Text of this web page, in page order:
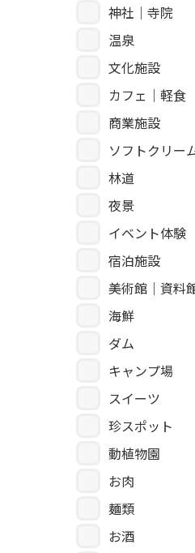
神社｜寺院
温泉
文化施設
カフェ｜軽食
商業施設
ソフトクリー
林道
夜景
イベント体験
宿泊施設
美術館｜資料
海鮮
ダム
キャンプ場
スイーツ
珍スポット
動植物園
お肉
麺類
お酒